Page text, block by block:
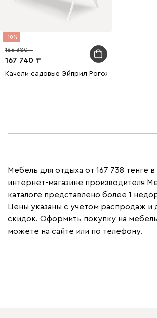
10
167 740
186 380
Качели садовые Эйприл Рогожка Синий/
Мебель для отдыха от 167 738 тенге
интернет-магазине производителя
каталоге представлено более 1
Цены указаны с учетом распродаж и
скидок. Оформить покупку на
можете на сайте или по телефону.